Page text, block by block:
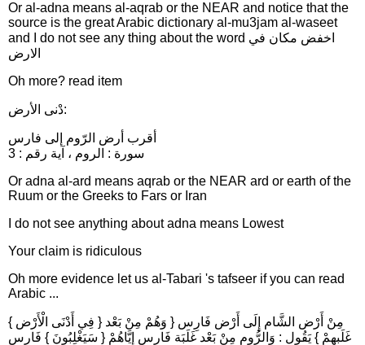
Or al-adna means al-aqrab or the NEAR and notice that the
source is the great Arabic dictionary al-mu3jam al-waseet
and I do not see any thing about the word اخفض مكان في
الارض
Oh more? read item
دْنى الأرض:
أقرب أرض الرّوم إلى فارس
سورة : الروم ، آية رقم : 3
Or adna al-ard means aqrab or the NEAR ard or earth of the
Ruum or the Greeks to Fars or Iran
I do not see anything about adna means Lowest
Your claim is ridiculous
Oh more evidence let us al-Tabari 's tafseer if you can read
Arabic ...
{ فِي أَدْنَى الْأَرْض } مِنْ أَرْض الشَّام إِلَى أَرْض فَارِس { وَهُمْ مِنْ بَعْد
غَلَبهمْ } يَقُول : وَالرُّوم مِنْ بَعْد غَلَبَة فَارِس إِيَّاهُمْ { سَيَغْلِبُونَ } فَارِس